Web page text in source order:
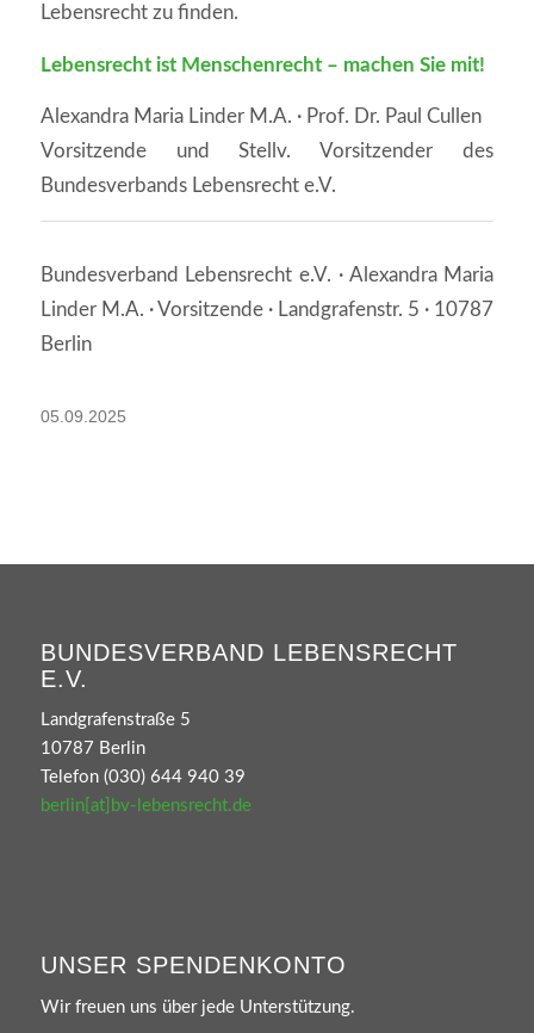
Lebensrecht zu finden.
Lebensrecht ist Menschenrecht – machen Sie mit!
Alexandra Maria Linder M.A. · Prof. Dr. Paul Cullen
Vorsitzende und Stellv. Vorsitzender des
Bundesverbands Lebensrecht e.V.
Bundesverband Lebensrecht e.V. · Alexandra Maria
Linder M.A. · Vorsitzende · Landgrafenstr. 5 · 10787
Berlin
05.09.2025
BUNDESVERBAND LEBENSRECHT
E.V.
Landgrafenstraße 5
10787 Berlin
Telefon (030) 644 940 39
berlin[at]bv-lebensrecht.de
UNSER SPENDENKONTO
Wir freuen uns über jede Unterstützung.